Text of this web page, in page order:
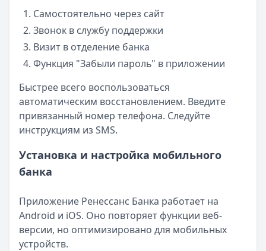
Самостоятельно через сайт
Звонок в службу поддержки
Визит в отделение банка
Функция "Забыли пароль" в приложении
Быстрее всего воспользоваться
автоматическим восстановлением. Введите
привязанный номер телефона. Следуйте
инструкциям из SMS.
Установка и настройка мобильного
банка
Приложение Ренессанс Банка работает на
Android и iOS. Оно повторяет функции веб-
версии, но оптимизировано для мобильных
устройств.